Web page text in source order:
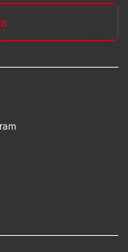
з'єднань!